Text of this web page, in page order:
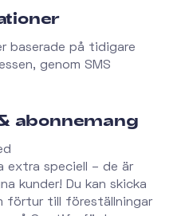
baserade på tidigare
genom SMS
abonnemang
extra speciell – de är
kunder! Du kan skicka
förtur till föreställningar